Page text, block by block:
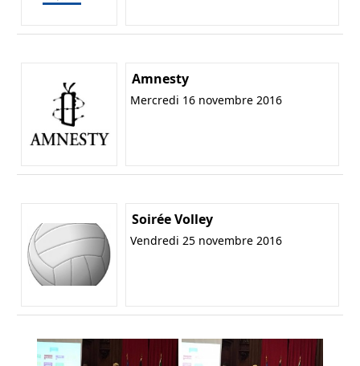
Amnesty
Mercredi 16 novembre 2016
Soirée Volley
Vendredi 25 novembre 2016